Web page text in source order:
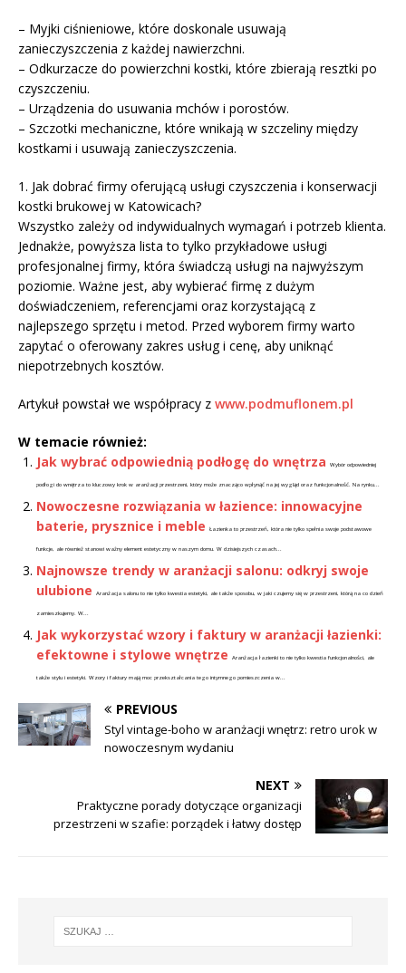
– Myjki ciśnieniowe, które doskonale usuwają
zanieczyszczenia z każdej nawierzchni.
– Odkurzacze do powierzchni kostki, które zbierają resztki po
czyszczeniu.
– Urządzenia do usuwania mchów i porostów.
– Szczotki mechaniczne, które wnikają w szczeliny między
kostkami i usuwają zanieczyszczenia.
1. Jak dobrać firmy oferującą usługi czyszczenia i konserwacji
kostki brukowej w Katowicach?
Wszystko zależy od indywidualnych wymagań i potrzeb klienta.
Jednakże, powyższa lista to tylko przykładowe usługi
profesjonalnej firmy, która świadczą usługi na najwyższym
poziomie. Ważne jest, aby wybierać firmę z dużym
doświadczeniem, referencjami oraz korzystającą z
najlepszego sprzętu i metod. Przed wyborem firmy warto
zapytać o oferowany zakres usług i cenę, aby uniknąć
niepotrzebnych kosztów.
Artykuł powstał we współpracy z www.podmuflonem.pl
W temacie również:
Jak wybrać odpowiednią podłogę do wnętrza
Wybór odpowiedniej
podłogi do wnętrza to kluczowy krok w aranżacji przestrzeni, który może znacząco wpłynąć na jej wygląd oraz funkcjonalność. Na rynku...
Nowoczesne rozwiązania w łazience: innowacyjne
baterie, prysznice i meble
Łazienka to przestrzeń, która nie tylko spełnia swoje podstawowe
funkcje, ale również stanowi ważny element estetyczny w naszym domu. W dzisiejszych czasach...
Najnowsze trendy w aranżacji salonu: odkryj swoje
ulubione
Aranżacja salonu to nie tylko kwestia estetyki, ale także sposobu, w jaki czujemy się w przestrzeni, którą na co dzień
zamieszkujemy. W...
Jak wykorzystać wzory i faktury w aranżacji łazienki:
efektowne i stylowe wnętrze
Aranżacja łazienki to nie tylko kwestia funkcjonalności, ale
także stylu i estetyki. Wzory i faktury mają moc przekształcania tego intymnego pomieszczenia w...
PREVIOUS
Styl vintage-boho w aranżacji wnętrz: retro urok w
nowoczesnym wydaniu
NEXT
Praktyczne porady dotyczące organizacji
przestrzeni w szafie: porządek i łatwy dostęp